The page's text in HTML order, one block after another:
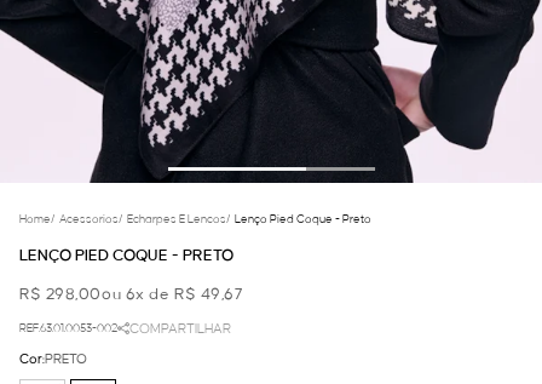
Home/ Acessorios/ Echarpes E Lencos/ Lenço Pied Coque - Preto
LENÇO PIED COQUE - PRETO
R$ 298,00ou 6x de R$ 49,67
REF.63.01.0053-002 COMPARTILHAR
Cor:PRETO